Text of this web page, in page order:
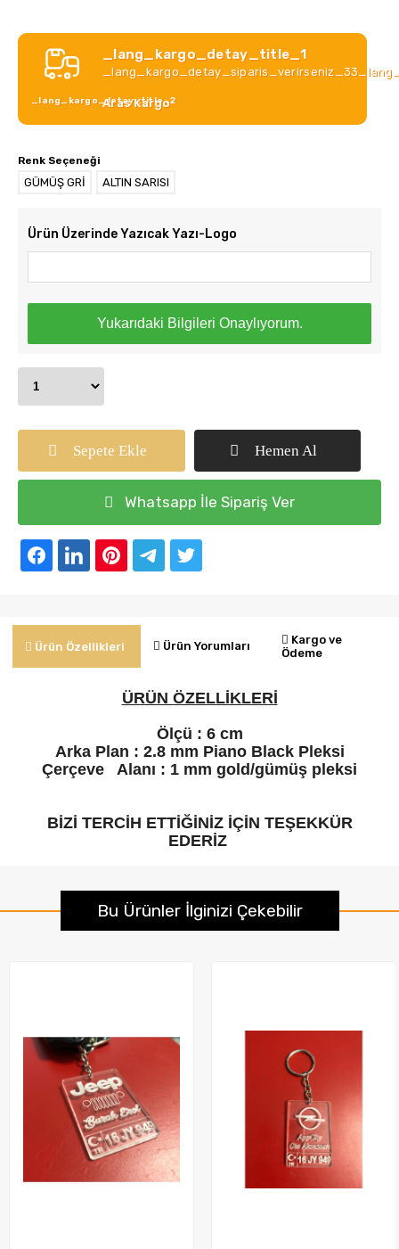
_lang_kargo_detay_title_1
_lang_kargo_detay_title_2
Aras Kargo
Renk Seçeneği
GÜMÜŞ GRİ ALTIN SARISI
Ürün Üzerinde Yazıcak Yazı-Logo
Yukarıdaki Bilgileri Onaylıyorum.
Sepete Ekle Hemen Al
Whatsapp İle Sipariş Ver
Ürün Özellikleri Ürün Yorumları
Kargo ve
Ödeme
ÜRÜN ÖZELLİKLERİ
Ölçü : 6 cm
Arka Plan : 2.8 mm Piano Black Pleksi
Çerçeve Alanı : 1 mm gold/gümüş pleksi
BİZİ TERCİH ETTİĞİNİZ İÇİN TEŞEKKÜR
EDERİZ
Bu Ürünler İlginizi Çekebilir